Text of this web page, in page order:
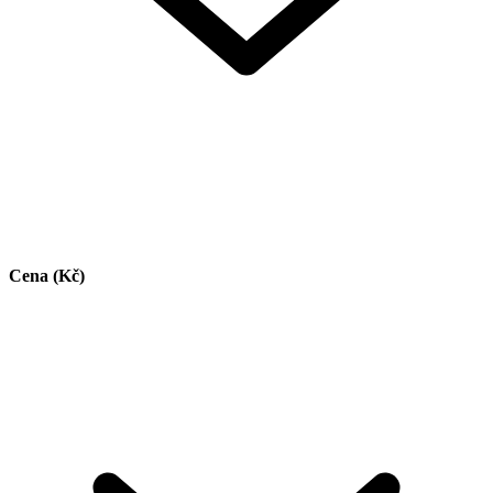
Cena (Kč)